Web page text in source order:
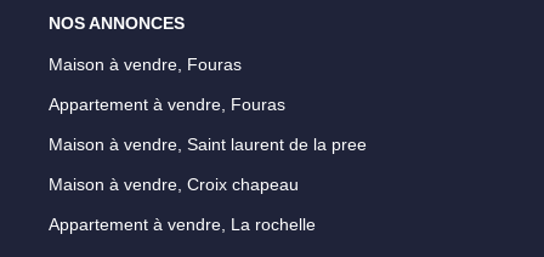
NOS ANNONCES
Maison à vendre, Fouras
Appartement à vendre, Fouras
Maison à vendre, Saint laurent de la pree
Maison à vendre, Croix chapeau
Appartement à vendre, La rochelle